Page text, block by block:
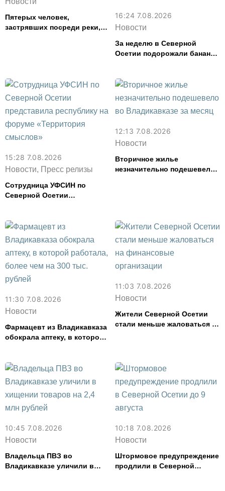
Пятерых человек,
застрявших посреди реки,
16:24 7.08.2026
Новости
За неделю в Северной
Осетии подорожали бананы
картофель
15:28 7.08.2026
Новости, Пресс релизы
Сотрудница УФСИН по
Северной Осетии
смыслов»
12:13 7.08.2026
Новости
Вторичное жилье
незначительно подешевело
11:30 7.08.2026
Новости
Фармацевт из Владикавказа
обокрала аптеку, в которой
11:03 7.08.2026
Новости
Жители Северной Осетии
стали меньше жаловаться на
10:45 7.08.2026
Новости
Владельца ПВЗ во
Владикавказе уличили в
10:18 7.08.2026
Новости
Штормовое предупреждение
продлили в Северной